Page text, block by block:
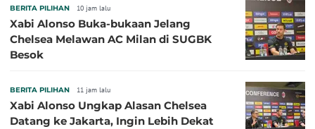
BERITA PILIHAN 10 jam lalu
Xabi Alonso Buka-bukaan Jelang
Chelsea Melawan AC Milan di SUGBK
Besok
BERITA PILIHAN 11 jam lalu
Xabi Alonso Ungkap Alasan Chelsea
Datang ke Jakarta, Ingin Lebih Dekat